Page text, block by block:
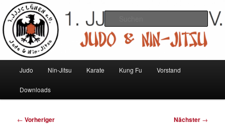
primären
Inhalt
springen1. JJJC Lünen e.V.
Judo und Ninjitsu
Judo Nin-Jitsu Karate Kung Fu Vorstand
Downloads
Beitragsnavigation
← Vorheriger Nächster →